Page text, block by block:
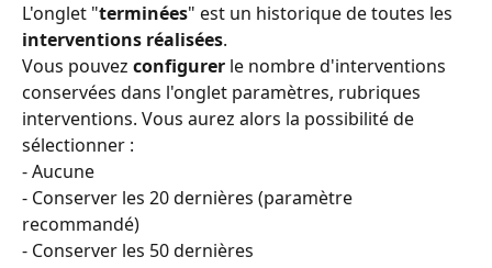
L'onglet "terminées" est un historique de toutes les
interventions réalisées.
Vous pouvez configurer le nombre d'interventions
conservées dans l'onglet paramètres, rubriques
interventions. Vous aurez alors la possibilité de
sélectionner :
- Aucune
- Conserver les 20 dernières (paramètre
recommandé)
- Conserver les 50 dernières